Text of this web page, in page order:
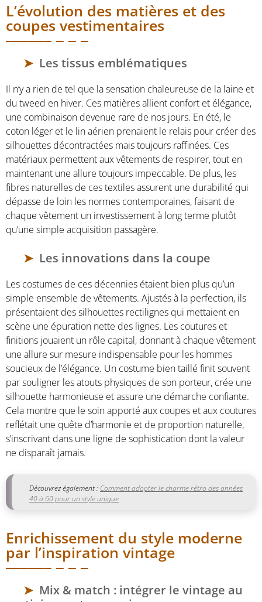
L’évolution des matières et des
coupes vestimentaires
Les tissus emblématiques
Il n’y a rien de tel que la sensation chaleureuse de la laine et
du tweed en hiver. Ces matières allient confort et élégance,
une combinaison devenue rare de nos jours. En été, le
coton léger et le lin aérien prenaient le relais pour créer des
silhouettes décontractées mais toujours raffinées. Ces
matériaux permettent aux vêtements de respirer, tout en
maintenant une allure toujours impeccable. De plus, les
fibres naturelles de ces textiles assurent une durabilité qui
dépasse de loin les normes contemporaines, faisant de
chaque vêtement un investissement à long terme plutôt
qu’une simple acquisition passagère.
Les innovations dans la coupe
Les costumes de ces décennies étaient bien plus qu’un
simple ensemble de vêtements. Ajustés à la perfection, ils
présentaient des silhouettes rectilignes qui mettaient en
scène une épuration nette des lignes. Les coutures et
finitions jouaient un rôle capital, donnant à chaque vêtement
une allure sur mesure indispensable pour les hommes
soucieux de l’élégance. Un costume bien taillé finit souvent
par souligner les atouts physiques de son porteur, crée une
silhouette harmonieuse et assure une démarche confiante.
Cela montre que le soin apporté aux coupes et aux coutures
reflétait une quête d’harmonie et de proportion naturelle,
s’inscrivant dans une ligne de sophistication dont la valeur
ne disparaît jamais.
Découvrez également : Comment adopter le charme rétro des années
40 à 60 pour un style unique
Enrichissement du style moderne
par l’inspiration vintage
Mix & match : intégrer le vintage au